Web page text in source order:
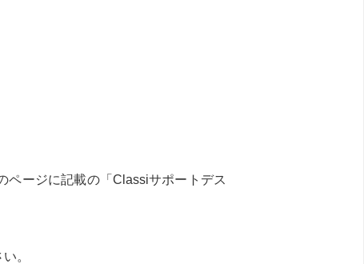
ページに記載の「Classiサポートデス
。